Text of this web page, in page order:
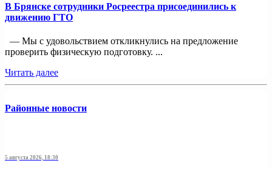
В Брянске сотрудники Росреестра присоединились к
движению ГТО
— Мы с удовольствием откликнулись на предложение
проверить физическую подготовку. ...
Читать далее
Районные новости
5 августа 2026, 18:30